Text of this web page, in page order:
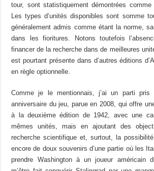
tour, sont statistiquement démontrées comme
Les types d’unités disponibles sont somme
généralement admis comme étant la norme,
dans les fioritures. Notons toutefois
financer de la recherche dans de meilleures
est pourtant présente dans d’autres éditions
en règle optionnelle.
Comme je le mentionnais, j’ai un parti pris
anniversaire du jeu, parue en 2008, qui offre
à la deuxième édition de 1942, avec une
mêmes unités, mais en ajoutant des
recherche scientifique et, surtout, la possibilité
encore de doux souvenirs d’une partie où les
prendre Washington à un joueur américain